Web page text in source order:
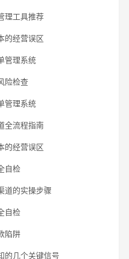
理工具推荐
的经营误区
管理系统
险检查
管理系统
全流程指南
的经营误区
自检
道的实操步骤
自检
陷阱
的几个关键信号